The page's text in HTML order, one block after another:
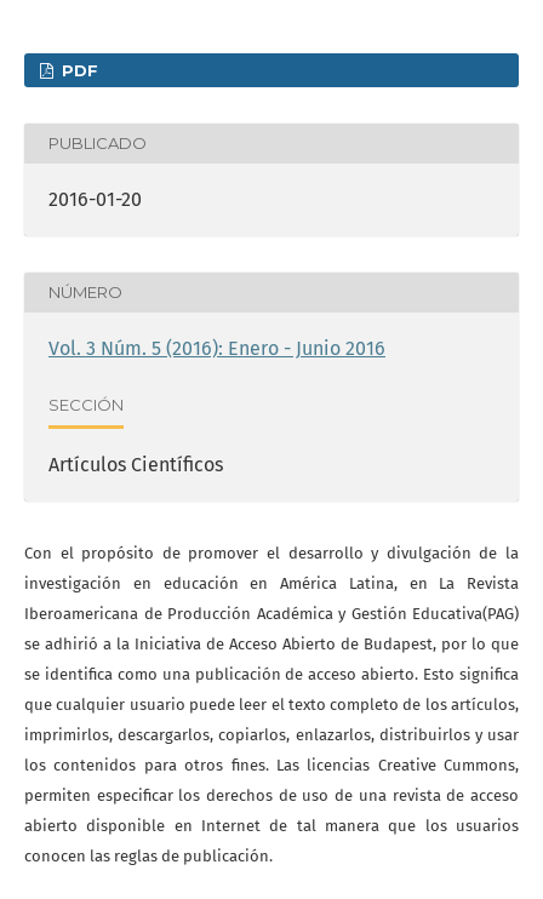
PDF
PUBLICADO
2016-01-20
NÚMERO
Vol. 3 Núm. 5 (2016): Enero - Junio 2016
SECCIÓN
Artículos Científicos
Con el propósito de promover el desarrollo y divulgación de la
investigación en educación en América Latina, en La Revista
Iberoamericana de Producción Académica y Gestión Educativa(PAG)
se adhirió a la Iniciativa de Acceso Abierto de Budapest, por lo que
se identifica como una publicación de acceso abierto. Esto significa
que cualquier usuario puede leer el texto completo de los artículos,
imprimirlos, descargarlos, copiarlos, enlazarlos, distribuirlos y usar
los contenidos para otros fines. Las licencias Creative Cummons,
permiten especificar los derechos de uso de una revista de acceso
abierto disponible en Internet de tal manera que los usuarios
conocen las reglas de publicación.